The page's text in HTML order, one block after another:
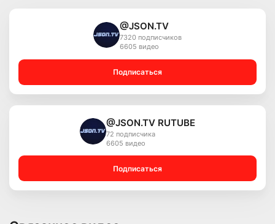
@JSON.TV
7320 подписчиков
6605 видео
Подписаться
@JSON.TV RUTUBE
72 подписчика
6605 видео
Подписаться